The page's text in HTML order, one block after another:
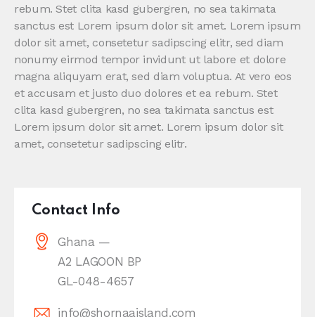
rebum. Stet clita kasd gubergren, no sea takimata
sanctus est Lorem ipsum dolor sit amet. Lorem ipsum
dolor sit amet, consetetur sadipscing elitr, sed diam
nonumy eirmod tempor invidunt ut labore et dolore
magna aliquyam erat, sed diam voluptua. At vero eos
et accusam et justo duo dolores et ea rebum. Stet
clita kasd gubergren, no sea takimata sanctus est
Lorem ipsum dolor sit amet. Lorem ipsum dolor sit
amet, consetetur sadipscing elitr.
Contact Info
Ghana —
A2 LAGOON BP
GL-048-4657
info@shornaaisland.com